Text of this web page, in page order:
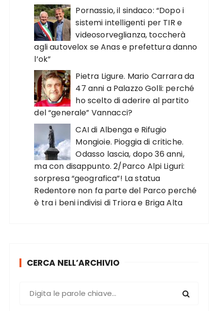
Pornassio, il sindaco: “Dopo i
sistemi intelligenti per TIR e
videosorveglianza, toccherà
agli autovelox se Anas e prefettura danno
l’ok”
Pietra Ligure. Mario Carrara da
47 anni a Palazzo Golli: perché
ho scelto di aderire al partito
del “generale” Vannacci?
CAI di Albenga e Rifugio
Mongioie. Pioggia di critiche.
Odasso lascia, dopo 36 anni,
ma con disappunto. 2/Parco Alpi Liguri:
sorpresa “geografica”! La statua
Redentore non fa parte del Parco perché
è tra i beni indivisi di Triora e Briga Alta
CERCA NELL’ARCHIVIO